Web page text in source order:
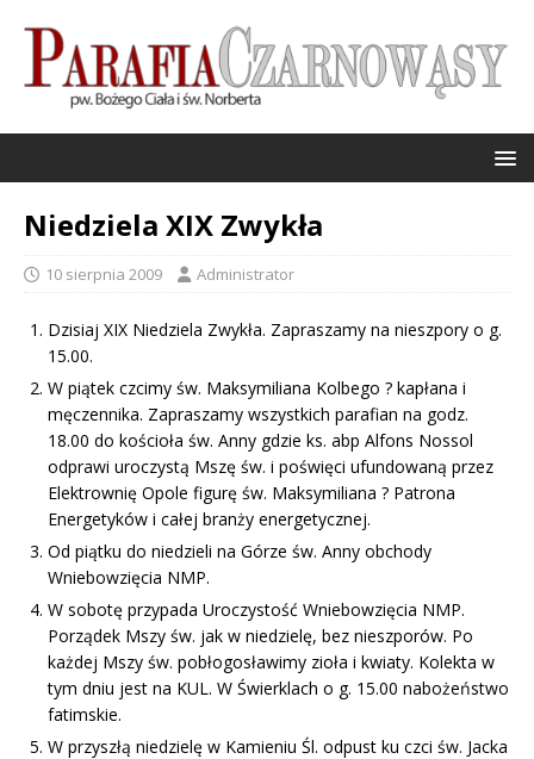
Niedziela XIX Zwykła
10 sierpnia 2009 Administrator
Dzisiaj XIX Niedziela Zwykła. Zapraszamy na nieszpory o g.
15.00.
W piątek czcimy św. Maksymiliana Kolbego ? kapłana i
męczennika. Zapraszamy wszystkich parafian na godz.
18.00 do kościoła św. Anny gdzie ks. abp Alfons Nossol
odprawi uroczystą Mszę św. i poświęci ufundowaną przez
Elektrownię Opole figurę św. Maksymiliana ? Patrona
Energetyków i całej branży energetycznej.
Od piątku do niedzieli na Górze św. Anny obchody
Wniebowzięcia NMP.
W sobotę przypada Uroczystość Wniebowzięcia NMP.
Porządek Mszy św. jak w niedzielę, bez nieszporów. Po
każdej Mszy św. pobłogosławimy zioła i kwiaty. Kolekta w
tym dniu jest na KUL. W Świerklach o g. 15.00 nabożeństwo
fatimskie.
W przyszłą niedzielę w Kamieniu Śl. odpust ku czci św. Jacka